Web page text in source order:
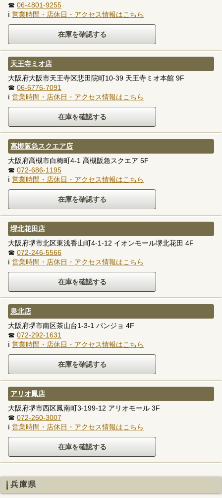
☎ 06-4801-9255
ℹ 営業時間・店休日・アクセス情報はこちら
天王寺ミオ店
大阪府大阪市天王寺区悲田院町10-39 天王寺ミオ本館 9F
☎ 06-6776-7091
ℹ 営業時間・店休日・アクセス情報はこちら
高槻阪急スクエア店
大阪府高槻市白梅町4-1 高槻阪急スクエア 5F
☎ 072-686-1195
ℹ 営業時間・店休日・アクセス情報はこちら
堺北花田店
大阪府堺市北区東浅香山町4-1-12 イオンモール堺北花田 4F
☎ 072-246-5566
ℹ 営業時間・店休日・アクセス情報はこちら
泉北店
大阪府堺市南区茶山台1-3-1 パンジョ 4F
☎ 072-292-1631
ℹ 営業時間・店休日・アクセス情報はこちら
アリオ鳳店
大阪府堺市西区鳳南町3-199-12 アリオモール 3F
☎ 072-260-3007
ℹ 営業時間・店休日・アクセス情報はこちら
兵庫県